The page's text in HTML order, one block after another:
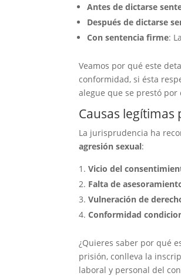
Antes de dictarse
Después de dictarse
Con sentencia firme:
Veamos por qué este
conformidad, si ésta
alegue que se prestó
Causas
La jurisprudencia ha
agresión sexual:
Vicio del
Falta de
Vulneración de
Conformidad
¿Quieres saber por qué
prisión, conlleva la
laboral y personal del